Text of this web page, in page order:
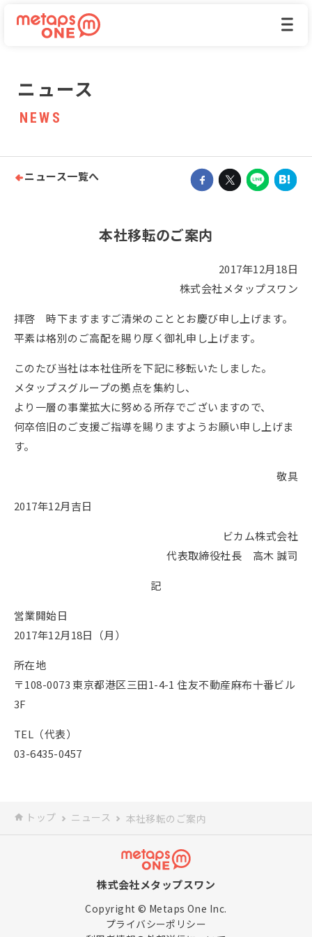
ニュース
NEWS

ニュース一覧へ
本社移転のご案内
2017年12月18日
株式会社メタップスワン
拝啓 時下ますますご清栄のこととお慶び申し上げます。
平素は格別のご高配を賜り厚く御礼申し上げます。
このたび当社は本社住所を下記に移転いたしました。
メタップスグループの拠点を集約し、
より一層の事業拡大に努める所存でございますので、
何卒倍旧のご支援ご指導を賜りますようお願い申し上げま
す。
敬具
2017年12月吉日
ビカム株式会社
代表取締役社長 高木 誠司
記
営業開始日
2017年12月18日（月）
所在地
〒108-0073 東京都港区三田1-4-1 住友不動産麻布十番ビル
3F
TEL（代表）
03-6435-0457
トップ ニュース 本社移転のご案内
株式会社メタップスワン
Copyright © Metaps One Inc.
プライバシーポリシー